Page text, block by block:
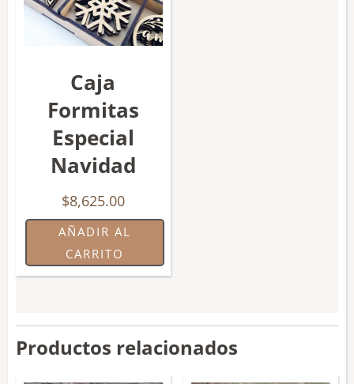
Caja
Formitas
Especial
Navidad
$8,625.00
AÑADIR AL
CARRITO
Productos relacionados